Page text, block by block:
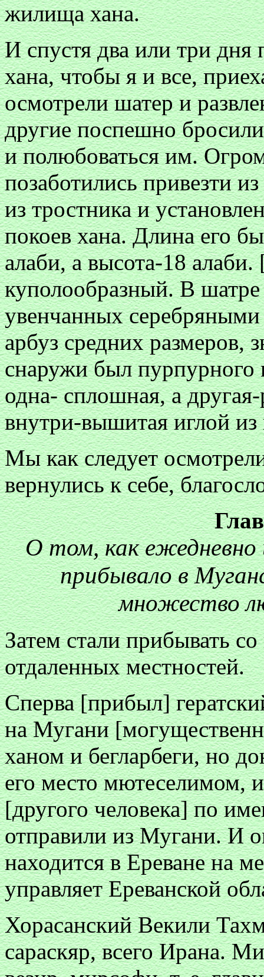
жилища хана.
И спустя два или три дня
хана, чтобы я и все,
осмотрели шатер и
другие поспешно
и полюбоваться им.
позаботились привезти
из тростника и
покоев хана. Длина его
алаби, а высота-18
куполообразный. В шатре
увенчанных
арбуз средних размеров,
снаружи был пурпурного
одна- сплошная, а
внутри-вышитая иглой из
Мы как следует
вернулись к себе,
О том, как
прибывало в
множество
Затем стали прибывать
отдаленных местностей.
Сперва [прибыл]
на Мугани
ханом и бегларбеги, но
его место мютеселимом,
[другого человека] по
отправили из Мугани. И
находится в Ереване на
управляет Ереванской
Хорасанский Векили
сараскяр, всего Ирана.